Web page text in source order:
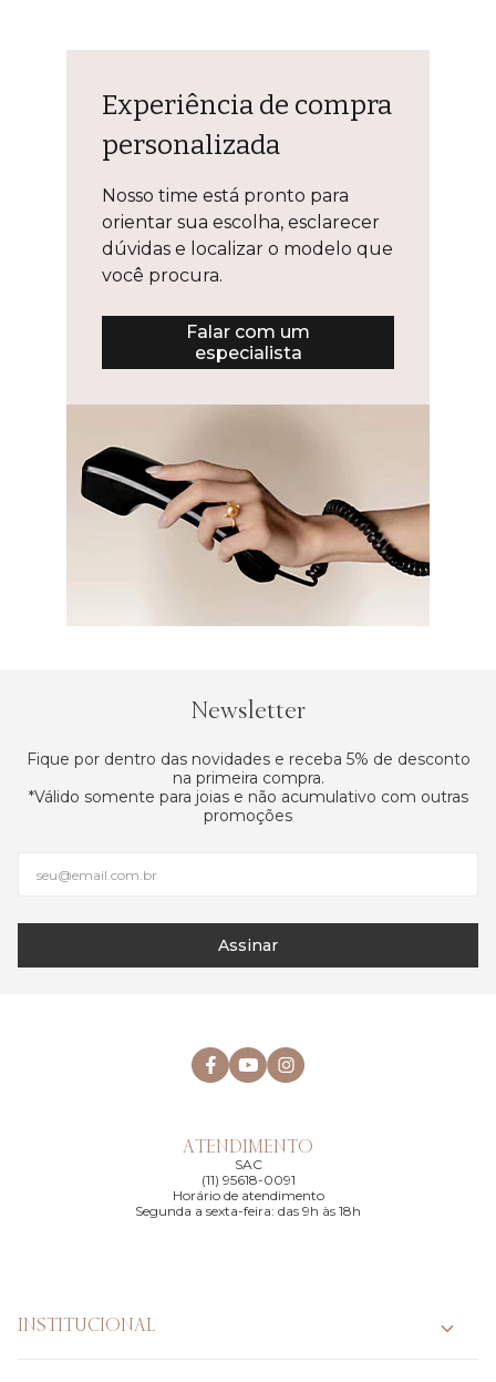
Experiência de compra
personalizada
Nosso time está pronto para
orientar sua escolha, esclarecer
dúvidas e localizar o modelo que
você procura.
Falar com um
especialista
Newsletter
Fique por dentro das novidades e receba 5% de desconto
na primeira compra.
*Válido somente para joias e não acumulativo com outras
promoções
Assinar
ATENDIMENTO
SAC
(11) 95618-0091
Horário de atendimento
Segunda a sexta-feira: das 9h às 18h
INSTITUCIONAL